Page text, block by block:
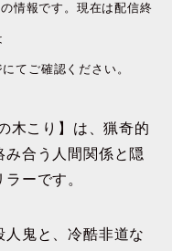
情報です。現在は配信終
てご確認ください。
木こり】は、猟奇的
み合う人間関係と隠
ーです。
鬼と、冷酷非道な